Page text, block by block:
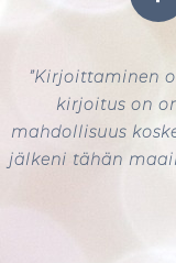
”Kirjoittaminen
kirjoitus on
mahdollisuus
jälkeni tähän